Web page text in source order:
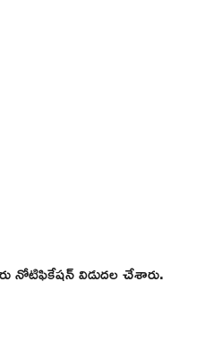
నోటిఫికేషన్ విడుదల చేశారు.